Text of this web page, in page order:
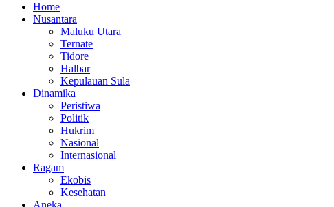
Home
Nusantara
Maluku Utara
Ternate
Tidore
Halbar
Kepulauan Sula
Dinamika
Peristiwa
Politik
Hukrim
Nasional
Internasional
Ragam
Ekobis
Kesehatan
Aneka